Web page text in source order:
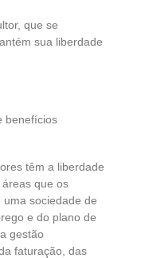
que se
sua liberdade
benefícios
têm a liberdade
que os
sociedade de
e do plano de
gestão
faturação, das